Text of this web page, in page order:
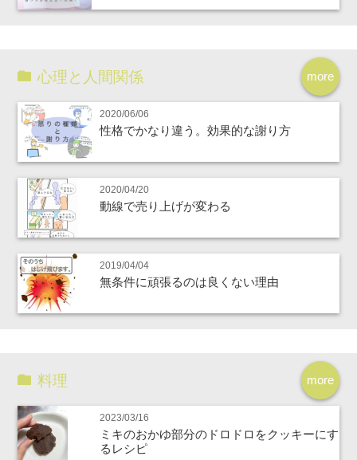
more
心理と人間関係
2020/06/06
性格でかなり違う。効果的な謝り方
2020/04/20
動線で売り上げが変わる
2019/04/04
無条件に頑張るのは良くない理由
more
料理
2023/03/16
ミキのおかゆ部分のドロドロをクッキーにす
るレシピ